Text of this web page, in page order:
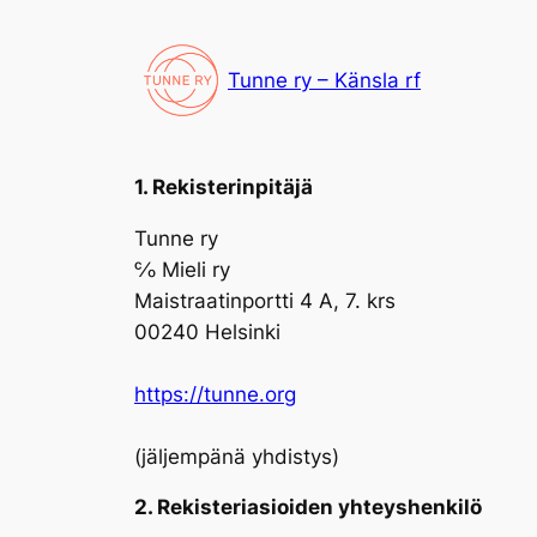
Tunne ry – Känsla rf
1. Rekisterinpitäjä
Tunne ry
℅ Mieli ry
Maistraatinportti 4 A, 7. krs
00240 Helsinki
https://tunne.org
(jäljempänä yhdistys)
2. Rekisteriasioiden yhteyshenkilö